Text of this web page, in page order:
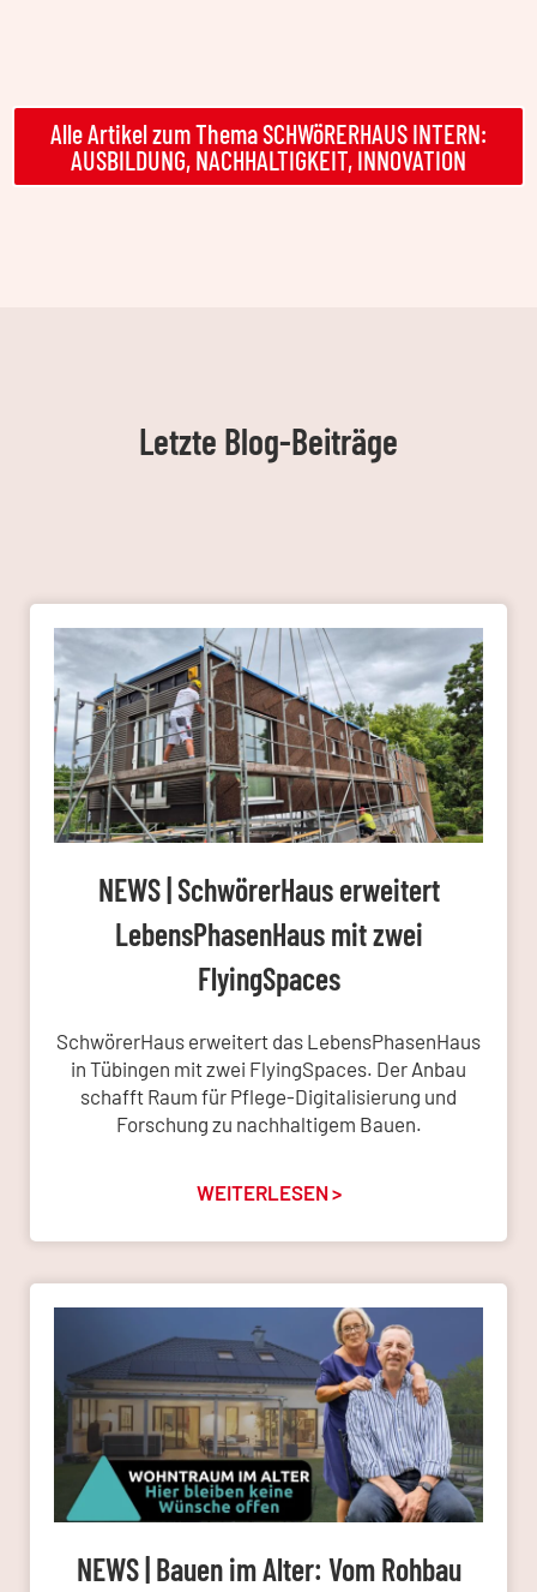
Alle Artikel zum Thema SCHWöRERHAUS INTERN:
AUSBILDUNG, NACHHALTIGKEIT, INNOVATION
Letzte Blog-Beiträge
NEWS | SchwörerHaus erweitert
LebensPhasenHaus mit zwei
FlyingSpaces
SchwörerHaus erweitert das LebensPhasenHaus
in Tübingen mit zwei FlyingSpaces. Der Anbau
schafft Raum für Pflege-Digitalisierung und
Forschung zu nachhaltigem Bauen.
WEITERLESEN >
NEWS | Bauen im Alter: Vom Rohbau